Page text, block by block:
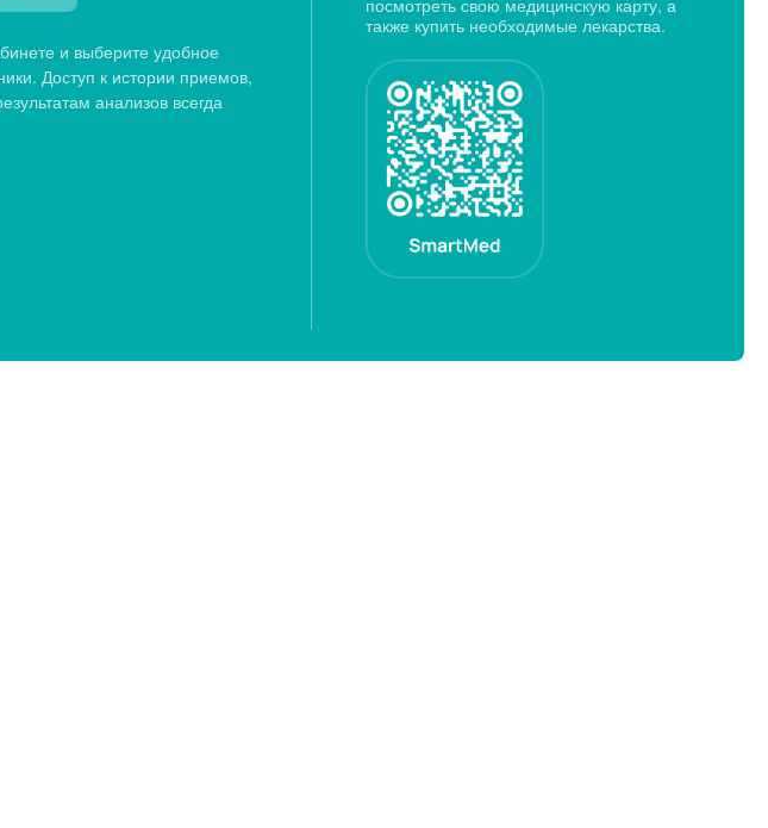
и выберите удобное
Доступ к истории приемов,
анализов всегда
также купить необходимые лекарства.